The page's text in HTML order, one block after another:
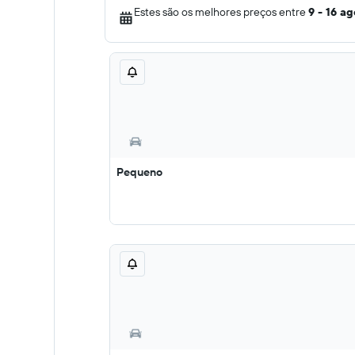
Estes são os melhores preços entre9 - 16
Pequeno